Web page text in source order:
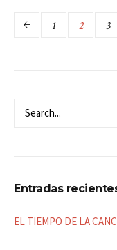
1 2 3
Entradas
EL TIEMPO DE LA